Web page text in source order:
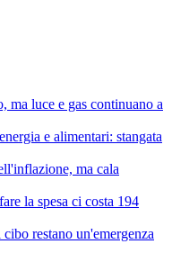
luce e gas continuano a
e alimentari: stangata
ma cala
la spesa ci costa 194
restano un'emergenza